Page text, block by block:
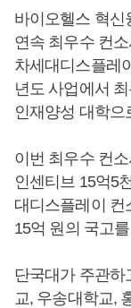
바이오헬스 혁신
연속 최우수 컨
차세대디스플레
년도 사업에서
인재양성 대학으
이번 최우수 컨
인센티브 15억5
대디스플레이 컨
15억 원의 국고
단국대가 주관하
교, 우송대학교,